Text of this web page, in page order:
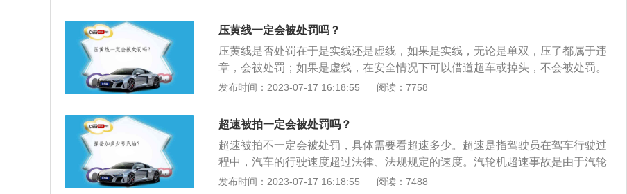
或向左转弯。中心黄色双实线：中心黄色双实线，代表严格禁止车辆跨线超车或
压线驾驶，用以划分左右行驶方向有两条或两条以上行车道而设置的中央分隔带
的道路。
压黄线一定会被处罚吗？
压黄线是否处罚在于是实线还是虚线，如果是实线，无论是单双，压了都属于违
章，会被处罚；如果是虚线，在安全情况下可以借道超车或掉头，不会被处罚。
以下是相关资料：1、黄实线：单双黄实线是为了区分不同行驶方向的车道，正
违章，处罚款并扣3分。2、黄虚线：在双黄线中，还有一种是虚实线的情况，也
就是说一侧是实线，另一侧是虚线。这种类型意味着只有虚线一侧可以跨越；另
一侧则按照实线来执行，不能跨越。
发布时间：2023-07-17 16:18:55 阅读：7758
超速被拍一定会被处罚吗？
超速被拍不一定会被处罚，具体需要看超速多少。超速是指驾驶员在驾车行驶过
程中，汽车的行驶速度超过法律、法规规定的速度。汽轮机超速事故是由于汽轮
机在调速和保护系统故障及本身的缺陷造成的重大恶性事故。以下是高速超速级
发布时间：2023-07-17 16:18:55 阅读：7488